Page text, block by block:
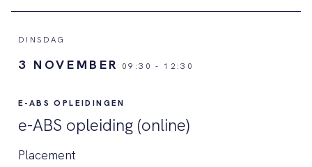
DINSDAG
3 NOVEMBER 09:30 - 12:30
E-ABS OPLEIDINGEN
e-ABS opleiding (online)
Placement